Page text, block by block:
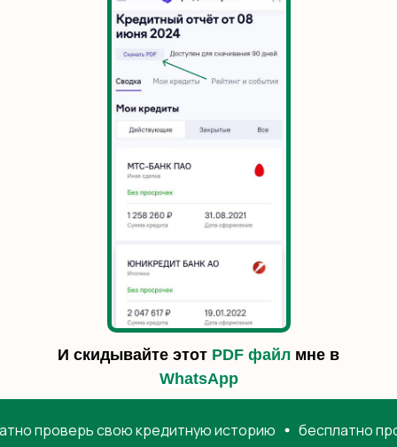
И скидывайте этот PDF файл мне в
WhatsApp
свою кредитную историю бесплатно